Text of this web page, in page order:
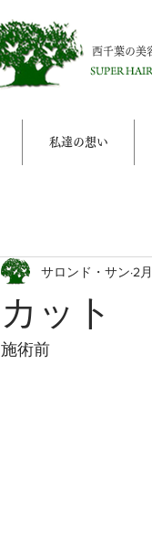
西千葉の美
私達の想い
カット
サロンド・サン 2
施術前